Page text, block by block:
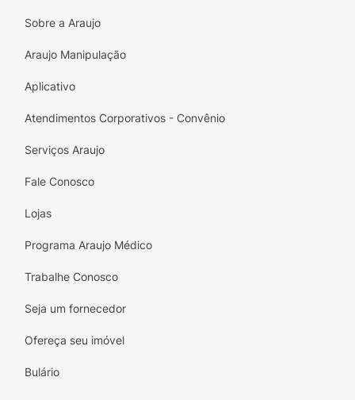
Sobre a Araujo
Araujo Manipulação
Aplicativo
Atendimentos Corporativos - Convênio
Serviços Araujo
Fale Conosco
Lojas
Programa Araujo Médico
Trabalhe Conosco
Seja um fornecedor
Ofereça seu imóvel
Bulário